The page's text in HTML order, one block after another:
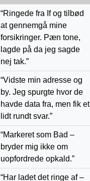
“Ringede fra If og tilbød
at gennemgå mine
forsikringer. Pæn tone,
lagde på da jeg sagde
nej tak.”
“Vidste min adresse og
by. Jeg spurgte hvor de
havde data fra, men fik et
lidt rundt svar.”
“Markeret som Bad –
bryder mig ikke om
uopfordrede opkald.”
“Har ladet det ringe af –